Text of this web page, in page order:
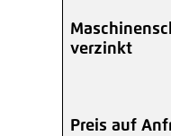
verzinkt
Preis auf